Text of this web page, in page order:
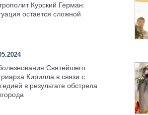
Курский Герман:
остается сложной
Святейшего
Кирилла в связи с
в результате обстрела